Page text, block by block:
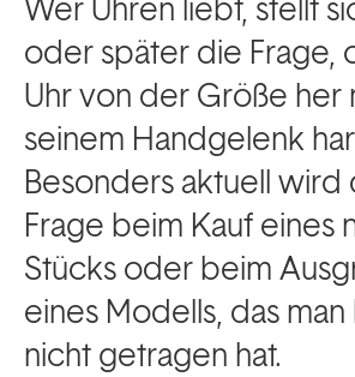
oder später die Frage,
Uhr von der Größe her
seinem Handgelenk
Besonders aktuell wird
Frage beim Kauf eines
Stücks oder beim
eines Modells, das
nicht getragen hat.